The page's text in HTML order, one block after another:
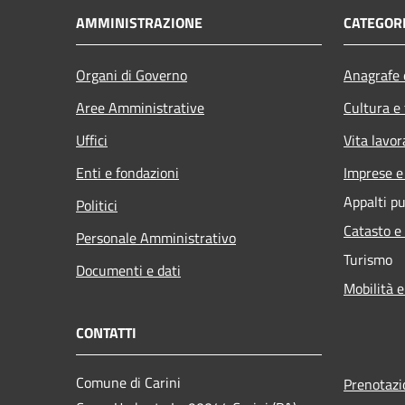
AMMINISTRAZIONE
Organi di Governo
Aree Amministrative
Uffici
Enti e fondazioni
Politici
Personale Amministrativo
Documenti e dati
Cultura
Vita
Imprese
Appalti
Catasto
Turismo
Mobilità
CONTATTI
Comune di Carini